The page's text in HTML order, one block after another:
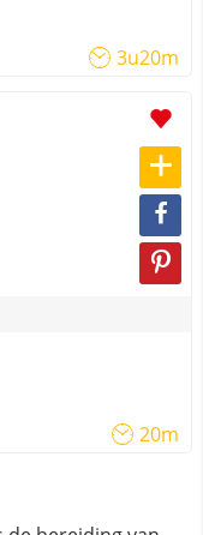
3u20m
20m